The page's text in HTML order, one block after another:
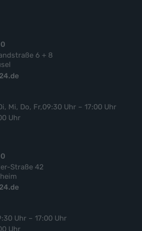
6 + 8
Mi, Do, Fr,09:30 Uhr – 17:00 Uhr
Uhr
Straße 42
Uhr – 17:00 Uhr